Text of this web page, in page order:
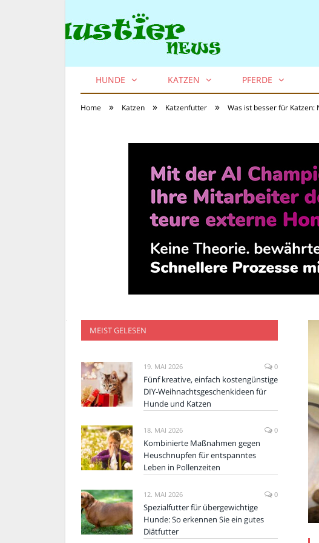
HUNDE KATZEN PFERDE
Home » Katzen » Katzenfutter » Was ist besser für
MEIST GELESEN
19. MAI 2026 0
Fünf kreative, einfach kostengünstige
DIY-Weihnachtsgeschenkideen für
Hunde und Katzen
18. MAI 2026 0
Kombinierte Maßnahmen gegen
Heuschnupfen für entspanntes
Leben in Pollenzeiten
12. MAI 2026 0
Spezialfutter für übergewichtige
Hunde: So erkennen Sie ein gutes
Diätfutter